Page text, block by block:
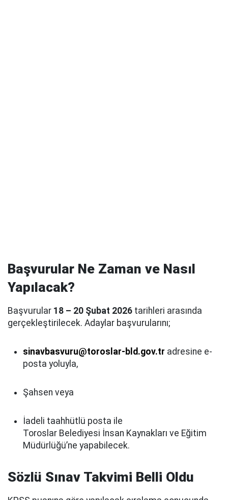
Başvurular Ne Zaman ve Nasıl
Yapılacak?
Başvurular 18 – 20 Şubat 2026 tarihleri arasında
gerçekleştirilecek. Adaylar başvurularını;
sinavbasvuru@toroslar-bld.gov.tr adresine e-
posta yoluyla,
Şahsen veya
İadeli taahhütlü posta ile
Toroslar Belediyesi İnsan Kaynakları ve Eğitim
Müdürlüğü’ne yapabilecek.
Sözlü Sınav Takvimi Belli Oldu